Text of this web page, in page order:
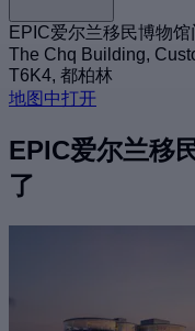
EPIC爱尔兰移民博物馆
The Chq Building,
T6K4, 都柏林
地图中打开
EPIC爱尔兰移
了